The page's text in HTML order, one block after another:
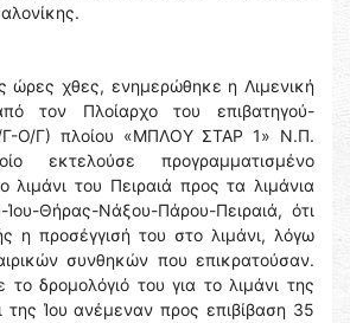
ώρες χθες, ενημερώθηκε η Λιμενική
τον Πλοίαρχο του επιβατηγού-
Γ-Ο/Γ) πλοίου «ΜΠΛΟΥ ΣΤΑΡ 1» Ν.Π.
εκτελούσε προγραμματισμένο
λιμάνι του Πειραιά προς τα λιμάνια
Θήρας-Νάξου-Πάρου-Πειραιά, ότι
η προσέγγισή του στο λιμάνι, λόγω
συνθηκών που επικρατούσαν.
το δρομολόγιό του για το λιμάνι της
της Ίου ανέμεναν προς επιβίβαση 35